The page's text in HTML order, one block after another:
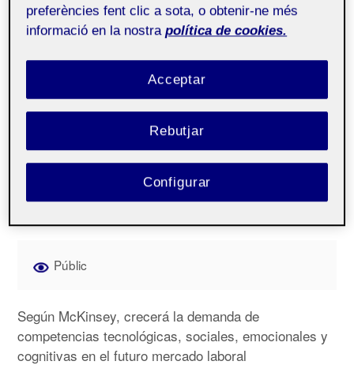
Públic
Según McKinsey, crecerá la demanda de
competencias tecnológicas, sociales, emocionales y
cognitivas en el futuro mercado laboral
preferències fent clic a sota, o obtenir-ne més
informació en la nostra política de cookies.
Rebutjar
Acceptar
Configurar